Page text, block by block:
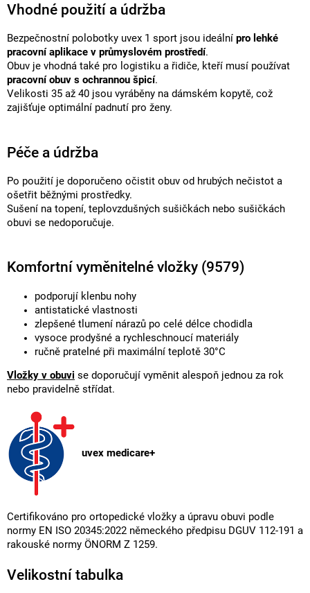
Vhodné použití a údržba
Bezpečnostní polobotky uvex 1 sport jsou ideální pro lehké
pracovní aplikace v průmyslovém prostředí.
Obuv je vhodná také pro logistiku a řidiče, kteří musí používat
pracovní obuv s ochrannou špicí.
Velikosti 35 až 40 jsou vyráběny na dámském kopytě, což
zajišťuje optimální padnutí pro ženy.
Péče a údržba
Po použití je doporučeno očistit obuv od hrubých nečistot a
ošetřit běžnými prostředky.
Sušení na topení, teplovzdušných sušičkách nebo sušičkách
obuvi se nedoporučuje.
Komfortní vyměnitelné vložky (9579)
podporují klenbu nohy
antistatické vlastnosti
zlepšené tlumení nárazů po celé délce chodidla
vysoce prodyšné a rychleschnoucí materiály
ručně pratelné při maximální teplotě 30°C
Vložky v obuvi se doporučují vyměnit alespoň jednou za rok
nebo pravidelně střídat.
uvex medicare+
Certifikováno pro ortopedické vložky a úpravu obuvi podle
normy EN ISO 20345:2022 německého předpisu DGUV 112-191 a
rakouské normy ÖNORM Z 1259.
Velikostní tabulka